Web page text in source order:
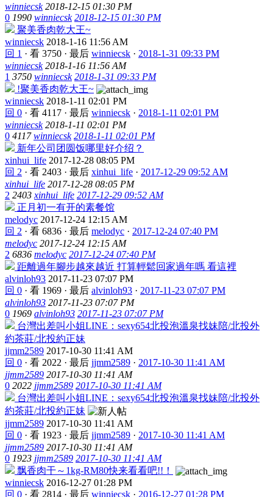
winniecsk 2018-12-15 01:30 PM
0 1990 winniecsk 2018-12-15 01:30 PM
聚美香肉乾大王~
winniecsk 2018-1-16 11:56 AM
回 1 · 看 3750 · 最后 winniecsk · 2018-1-31 09:33 PM
winniecsk 2018-1-16 11:56 AM
1 3750 winniecsk 2018-1-31 09:33 PM
!聚美香肉乾大王~
winniecsk 2018-1-11 02:01 PM
回 0 · 看 4117 · 最后 winniecsk · 2018-1-11 02:01 PM
winniecsk 2018-1-11 02:01 PM
0 4117 winniecsk 2018-1-11 02:01 PM
新年公司团圆饭哪里好介绍？
xinhui_life 2017-12-28 08:05 PM
回 2 · 看 2403 · 最后 xinhui_life · 2017-12-29 09:52 AM
xinhui_life 2017-12-28 08:05 PM
2 2403 xinhui_life 2017-12-29 09:52 AM
正月初一有开的素餐馆
melodyc 2017-12-24 12:15 AM
回 2 · 看 6836 · 最后 melodyc · 2017-12-24 07:40 PM
melodyc 2017-12-24 12:15 AM
2 6836 melodyc 2017-12-24 07:40 PM
距離過年腳步越來越近 打算輕鬆回家過年嗎 看這裡
alvinloh93 2017-11-23 07:07 PM
回 0 · 看 1969 · 最后 alvinloh93 · 2017-11-23 07:07 PM
alvinloh93 2017-11-23 07:07 PM
0 1969 alvinloh93 2017-11-23 07:07 PM
台灣出差叫小姐LINE：sexy654北投泡溫泉找妹陪/北投外
約茶莊/北投約正妹
jjmm2589 2017-10-30 11:41 AM
回 0 · 看 2022 · 最后 jjmm2589 · 2017-10-30 11:41 AM
jjmm2589 2017-10-30 11:41 AM
0 2022 jjmm2589 2017-10-30 11:41 AM
台灣出差叫小姐LINE：sexy654北投泡溫泉找妹陪/北投外
約茶莊/北投約正妹
jjmm2589 2017-10-30 11:41 AM
回 0 · 看 1923 · 最后 jjmm2589 · 2017-10-30 11:41 AM
jjmm2589 2017-10-30 11:41 AM
0 1923 jjmm2589 2017-10-30 11:41 AM
飘香肉干～1kg-RM80快来看看吧!!！
winniecsk 2016-12-27 01:28 PM
回 0 · 看 2814 · 最后 winniecsk · 2016-12-27 01:28 PM